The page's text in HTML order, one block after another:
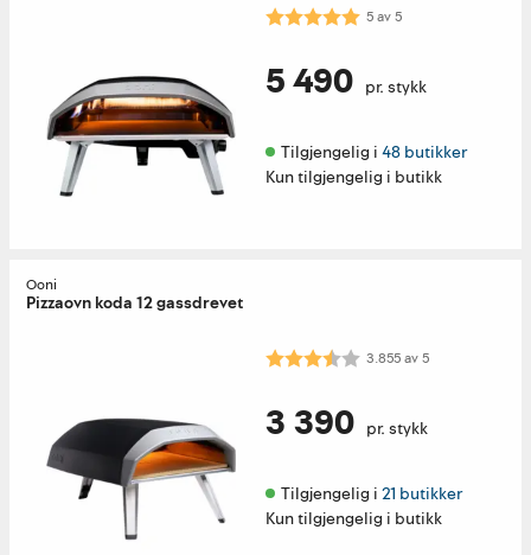
Karakter: 5.0 av 5 mulige
5av5
5 490 pr. stykk
Tilgjengelig i 48 butikker
Kun tilgjengelig i butikk
Ooni
Pizzaovn koda 12 gassdrevet
Karakter: 3.9 av 5 mulige
3.855av5
3 390 pr. stykk
Tilgjengelig i 21 butikker
Kun tilgjengelig i butikk